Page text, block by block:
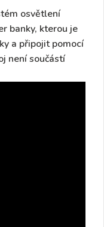
osvětlení
banky, kterou je
a připojit pomocí
není součástí